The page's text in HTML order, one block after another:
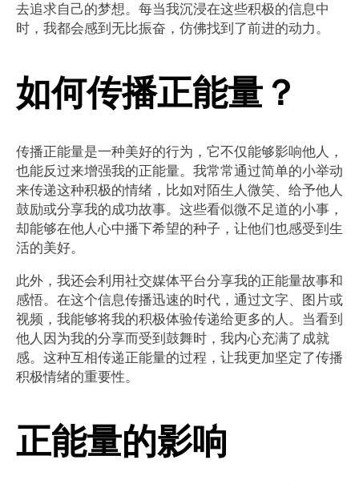
去追求自己的梦想。每当我沉浸在这些积极的信息中
时，我都会感到无比振奋，仿佛找到了前进的动力。
如何传播正能量？
传播正能量是一种美好的行为，它不仅能够影响他人，
也能反过来增强我的正能量。我常常通过简单的小举动
来传递这种积极的情绪，比如对陌生人微笑、给予他人
鼓励或分享我的成功故事。这些看似微不足道的小事，
却能够在他人心中播下希望的种子，让他们也感受到生
活的美好。
此外，我还会利用社交媒体平台分享我的正能量故事和
感悟。在这个信息传播迅速的时代，通过文字、图片或
视频，我能够将我的积极体验传递给更多的人。当看到
他人因为我的分享而受到鼓舞时，我内心充满了成就
感。这种互相传递正能量的过程，让我更加坚定了传播
积极情绪的重要性。
正能量的影响